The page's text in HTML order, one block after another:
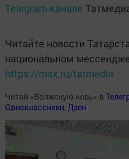
Telegram-канале
Читайте новости
национальном
https://max.ru/tatmedia
Читай «Волжскую новь» в
Одноклассники, Дзен